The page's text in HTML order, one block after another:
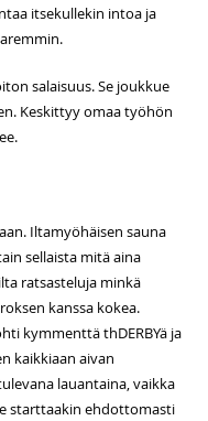
itsekullekin intoa ja
salaisuus. Se joukkue
Keskittyy omaa työhön
Iltamyöhäisen sauna
sellaista mitä aina
ratsasteluja minkä
kanssa kokea.
kymmenttä thDERBYä ja
kaikkiaan aivan
lauantaina, vaikka
starttaakin ehdottomasti